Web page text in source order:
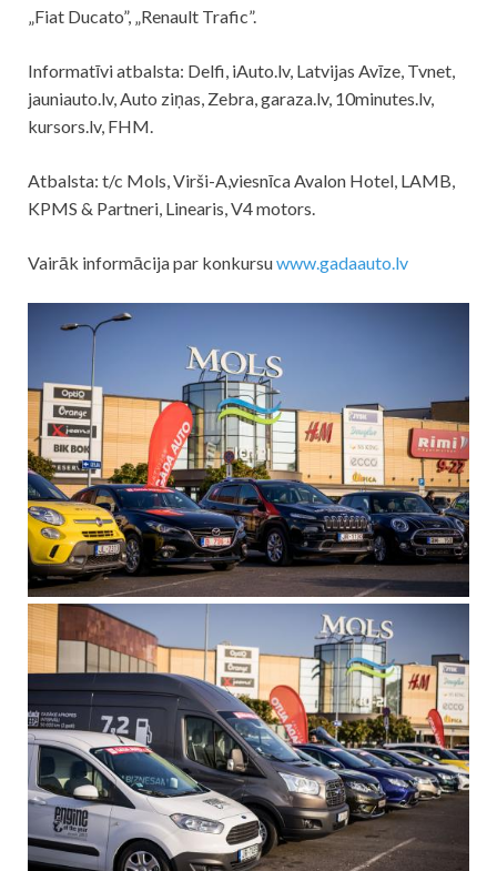
„Fiat Ducato”, „Renault Trafic”.
Informatīvi atbalsta: Delfi, iAuto.lv, Latvijas Avīze, Tvnet,
jauniauto.lv, Auto ziņas, Zebra, garaza.lv, 10minutes.lv,
kursors.lv, FHM.
Atbalsta: t/c Mols, Virši-A,viesnīca Avalon Hotel, LAMB,
KPMS & Partneri, Linearis, V4 motors.
Vairāk informācija par konkursuwww.gadaauto.lv